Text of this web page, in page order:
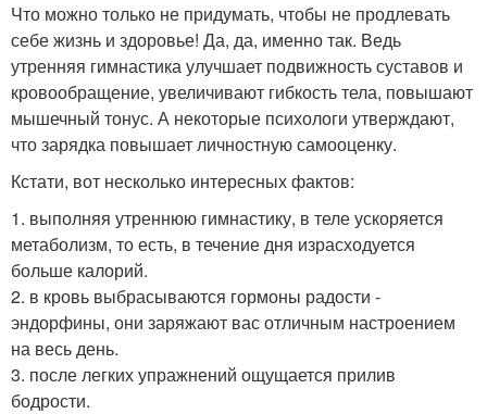
Что можно только не придумать, чтобы не продлевать
себе жизнь и здоровье! Да, да, именно так. Ведь
утренняя гимнастика улучшает подвижность суставов и
кровообращение, увеличивают гибкость тела, повышают
мышечный тонус. А некоторые психологи утверждают,
что зарядка повышает личностную самооценку.
Кстати, вот несколько интересных фактов:
1. выполняя утреннюю гимнастику, в теле ускоряется
метаболизм, то есть, в течение дня израсходуется
больше калорий.
2. в кровь выбрасываются гормоны радости -
эндорфины, они заряжают вас отличным настроением
на весь день.
3. после легких упражнений ощущается прилив
бодрости.